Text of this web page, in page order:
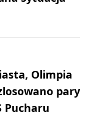
Olimpia
pary
Pucharu